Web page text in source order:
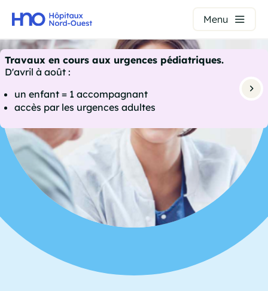
Aller
au
contenu
Menu
Travaux en cours aux urgences pédiatriques.
D'avril à août :
un enfant = 1 accompagnant
accès par les urgences adultes